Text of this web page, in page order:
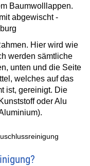
Baumwolllappen.
abgewischt -
Hier wird wie
werden sämtliche
unten und die Seite
welches auf das
ist, gereinigt. Die
oder Alu